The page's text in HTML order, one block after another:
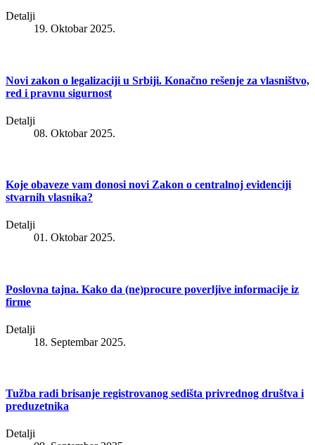
Detalji
19. Oktobar 2025.
Novi zakon o legalizaciji u Srbiji. Konačno rešenje za vlasništvo,
red i pravnu sigurnost
Detalji
08. Oktobar 2025.
Koje obaveze vam donosi novi Zakon o centralnoj evidenciji
stvarnih vlasnika?
Detalji
01. Oktobar 2025.
Poslovna tajna. Kako da (ne)procure poverljive informacije iz
firme
Detalji
18. Septembar 2025.
Tužba radi brisanje registrovanog sedišta privrednog društva i
preduzetnika
Detalji